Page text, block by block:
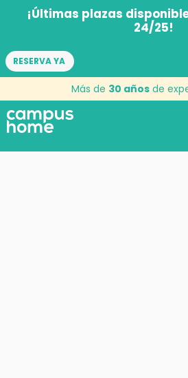
¡Últimas plazas
24/25!
RESERVA YA
Más de 30 años de